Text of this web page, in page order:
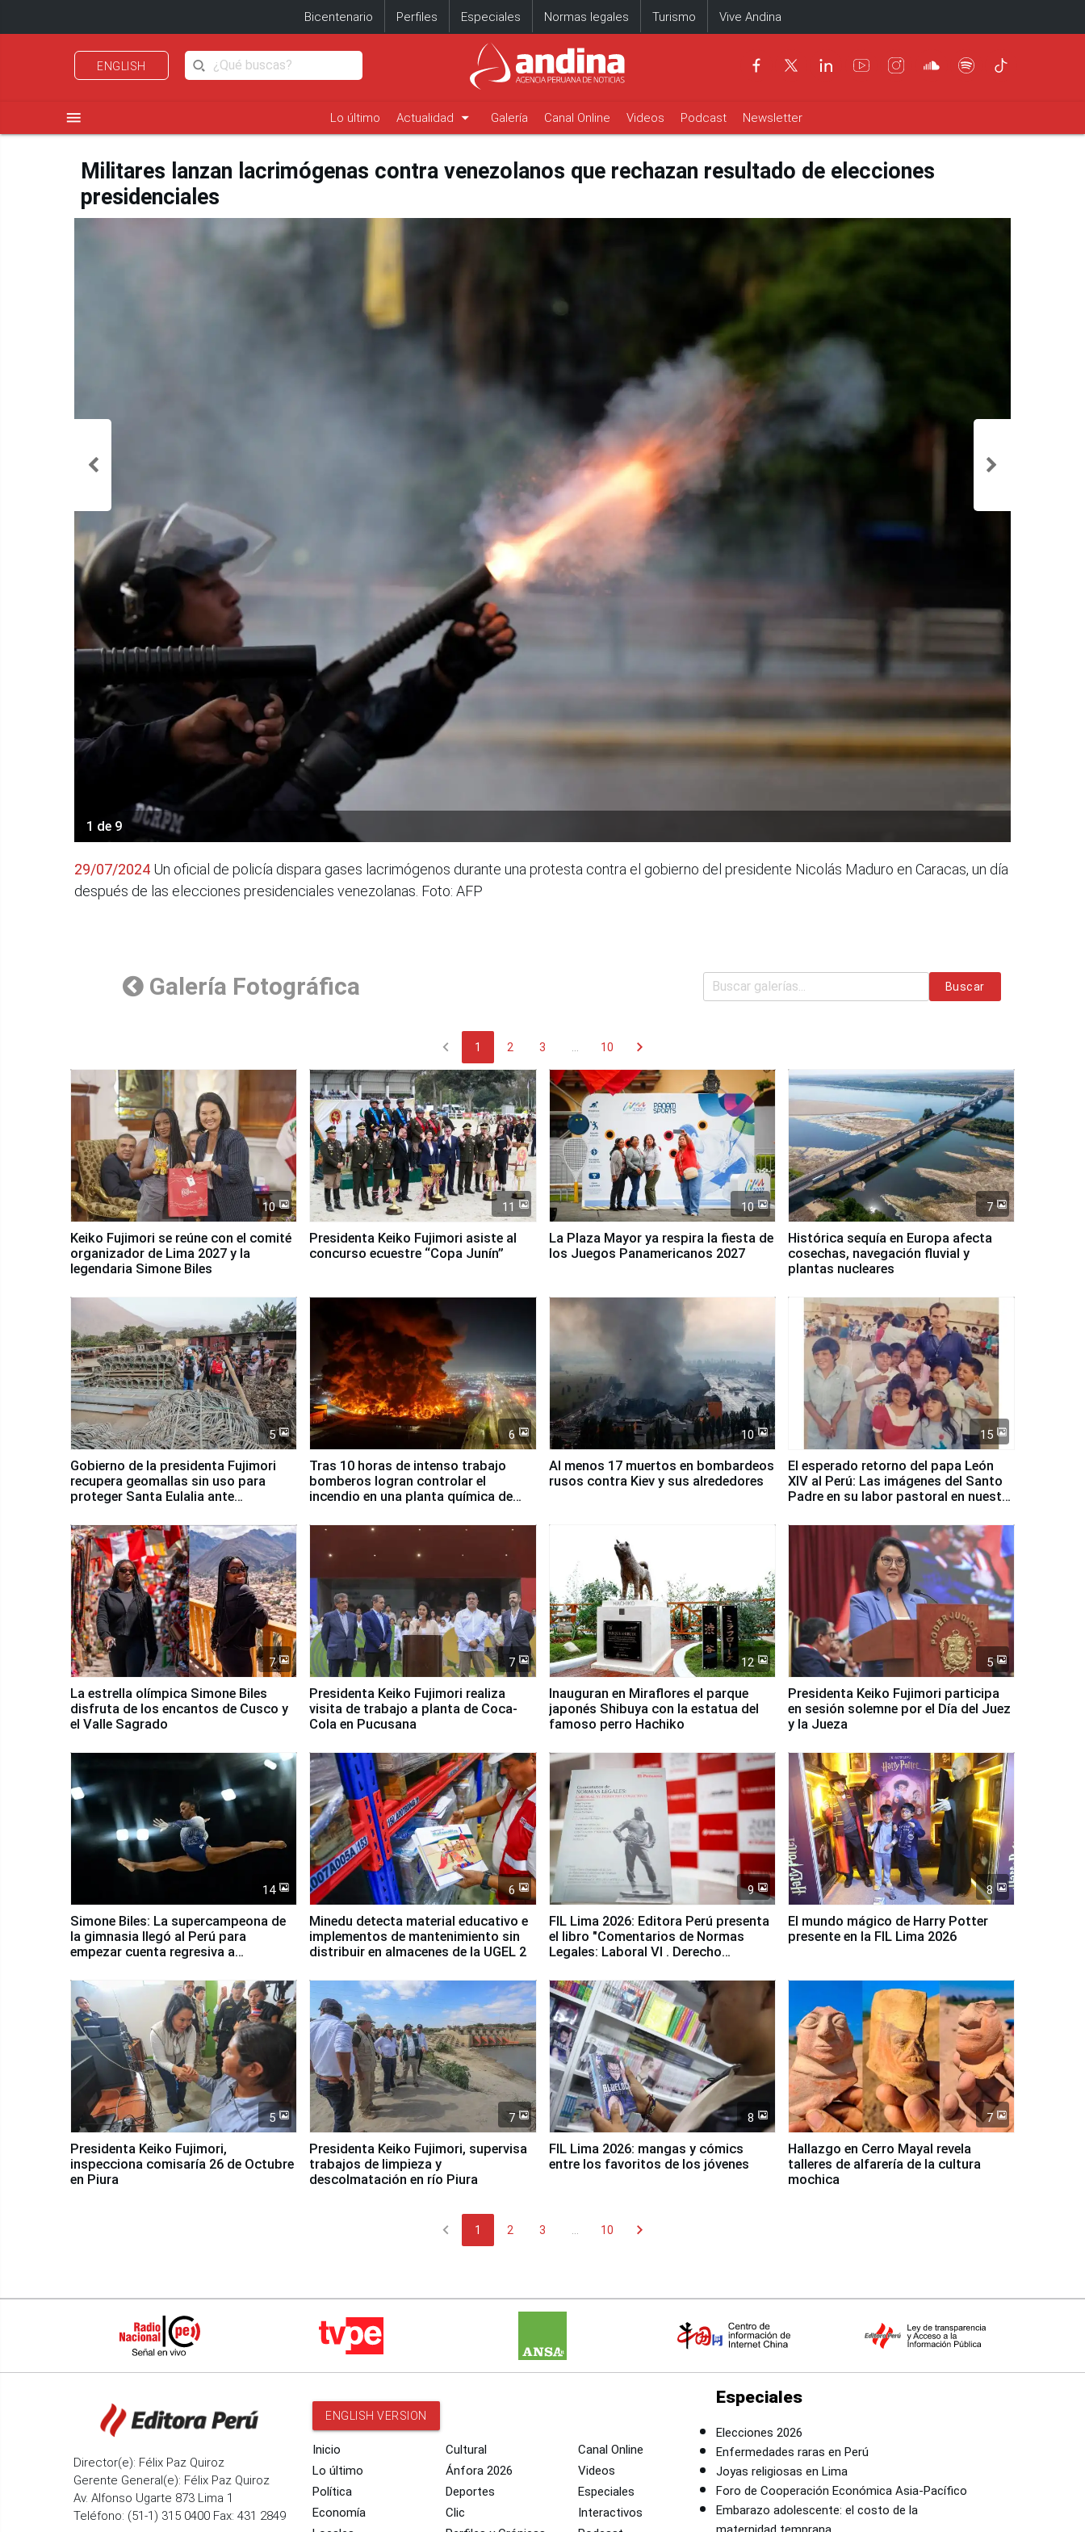
Bicentenario Perfiles Especiales Normas legales Turismo Vive Andina
ENGLISH
menu Lo último Actualidad arrow_drop_down Galería Canal Online Videos Podcast Newsletter
Militares lanzan lacrimógenas contra venezolanos que rechazan resultado de elecciones
presidenciales
1 de 9
29/07/2024 Un oficial de policía dispara gases lacrimógenos durante una protesta contra el gobierno del presidente Nicolás Maduro en Caracas, un día
después de las elecciones presidenciales venezolanas. Foto: AFP
Galería Fotográfica Buscar
chevron_left 1 2 3 10 chevron_right
10
Keiko Fujimori se reúne con el comité
organizador de Lima 2027 y la
legendaria Simone Biles
11
Presidenta Keiko Fujimori asiste al
concurso ecuestre “Copa Junín”
10
La Plaza Mayor ya respira la fiesta de
los Juegos Panamericanos 2027
7
Histórica sequía en Europa afecta
cosechas, navegación fluvial y
plantas nucleares
5
Gobierno de la presidenta Fujimori
recupera geomallas sin uso para
proteger Santa Eulalia ante
6
Tras 10 horas de intenso trabajo
bomberos logran controlar el
incendio en una planta química de
10
Al menos 17 muertos en bombardeos
rusos contra Kiev y sus alrededores
15
El esperado retorno del papa León
XIV al Perú: Las imágenes del Santo
Padre en su labor pastoral en nuestro
7
La estrella olímpica Simone Biles
disfruta de los encantos de Cusco y
el Valle Sagrado
7
Presidenta Keiko Fujimori realiza
visita de trabajo a planta de Coca-
Cola en Pucusana
12
Inauguran en Miraflores el parque
japonés Shibuya con la estatua del
famoso perro Hachiko
5
Presidenta Keiko Fujimori participa
en sesión solemne por el Día del Juez
y la Jueza
14
Simone Biles: La supercampeona de
la gimnasia llegó al Perú para
empezar cuenta regresiva a
6
Minedu detecta material educativo e
implementos de mantenimiento sin
distribuir en almacenes de la UGEL 2
9
FIL Lima 2026: Editora Perú presenta
el libro "Comentarios de Normas
Legales: Laboral Vl . Derecho
8
El mundo mágico de Harry Potter
presente en la FIL Lima 2026
5
Presidenta Keiko Fujimori,
inspecciona comisaría 26 de Octubre
en Piura
7
Presidenta Keiko Fujimori, supervisa
trabajos de limpieza y
descolmatación en río Piura
8
FIL Lima 2026: mangas y cómics
entre los favoritos de los jóvenes
7
Hallazgo en Cerro Mayal revela
talleres de alfarería de la cultura
mochica
chevron_left 1 2 3 10 chevron_right
Director(e): Félix Paz Quiroz
Gerente General(e): Félix Paz Quiroz
Av. Alfonso Ugarte 873 Lima 1
Teléfono: (51-1) 315 0400 Fax: 431 2849
ENGLISH VERSION
Inicio
Lo último
Política
Economía
Cultural
Ánfora 2026
Deportes
Clic
Canal Online
Videos
Especiales
Interactivos
Especiales
Elecciones 2026
Enfermedades raras en Perú
Joyas religiosas en Lima
Foro de Cooperación Económica Asia-Pacífico
Embarazo adolescente: el costo de la